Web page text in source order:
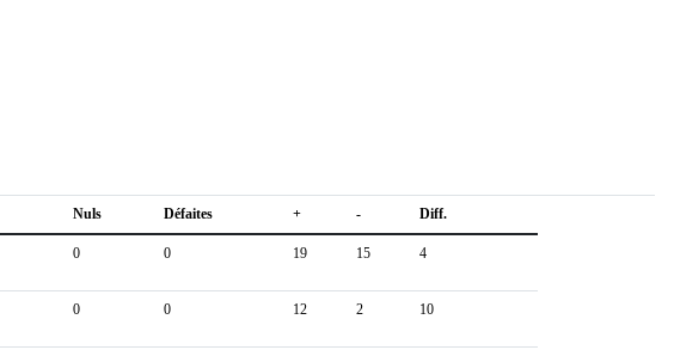
Nuls Défaites + - Diff.
0 0 19 15 4
0 0 12 2 10